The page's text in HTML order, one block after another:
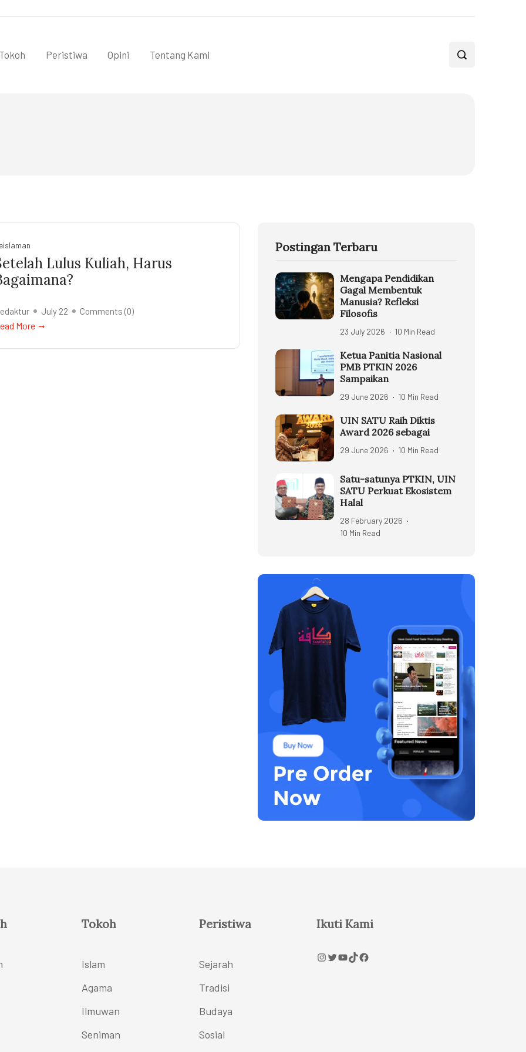
Peristiwa Opini Tentang Kami
Lulus Kuliah, Harus
July 22 Comments (0)
More
Postingan Terbaru
Mengapa Pendidikan
Gagal Membentuk
Manusia? Refleksi
Filosofis
23 July 2026 10 Min Read
Ketua Panitia Nasional
PMB PTKIN 2026
Sampaikan
29 June 2026 10 Min Read
UIN SATU Raih Diktis
Award 2026 sebagai
29 June 2026 10 Min Read
Satu-satunya PTKIN, UIN
SATU Perkuat Ekosistem
Halal
28 February 2026
10 Min Read
Tokoh
Islam
Agama
Ilmuwan
Seniman
Peristiwa
Sejarah
Tradisi
Budaya
Sosial
Ikuti Kami